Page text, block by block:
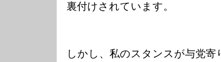
裏付けされています。
しかし、私のスタンスが与党